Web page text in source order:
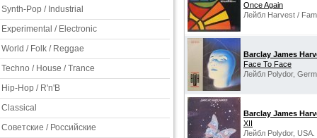
Synth-Pop / Industrial
Experimental / Electronic
World / Folk / Reggae
Techno / House / Trance
Hip-Hop / R'n'B
Classical
Советские / Российские
Once Again
Лейбл Harvest /
Barclay James
‎Face To Face
Лейбл Polydor,
Barclay James
XII
Лейбл Polydor, USA.